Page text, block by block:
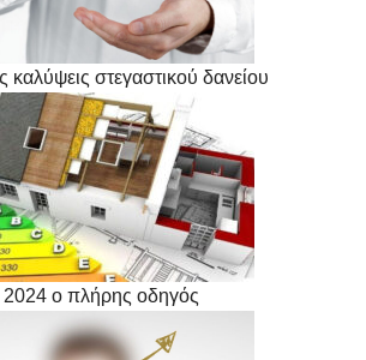
καλύψεις στεγαστικού δανείου
2024 ο πλήρης οδηγός